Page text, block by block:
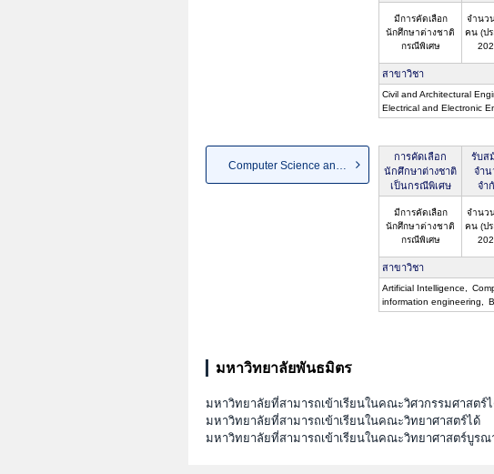
มีการคัดเลือก
นักศึกษาต่างชาติ
กรณีพิเศษ
จำนว
คน (ปร
สาขาวิชา
Civil and Architectural
Electrical and Electronic
Computer Science and System...
การคัดเลือก
นักศึกษาต่างชาติ
เป็นกรณีพิเศษ
รับส
จำ
จำ
มีการคัดเลือก
นักศึกษาต่างชาติ
กรณีพิเศษ
จำนว
คน (ปร
สาขาวิชา
Artificial Intelligence
information engineering
มหาวิทยาลัยพันธมิตร
มหาวิทยาลัยที่สามารถเข้าเรียนในคณะวิศวกรรมศาสตร์
มหาวิทยาลัยที่สามารถเข้าเรียนในคณะวิทยาศาสตร์ได้
มหาวิทยาลัยที่สามารถเข้าเรียนในคณะวิทยาศาสตร์บูรณ